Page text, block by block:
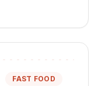
FAST FOOD